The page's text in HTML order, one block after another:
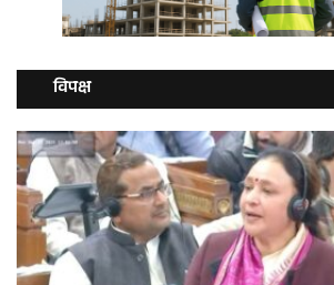
विपक्ष